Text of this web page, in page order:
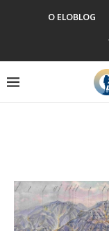
O ELOBLOG